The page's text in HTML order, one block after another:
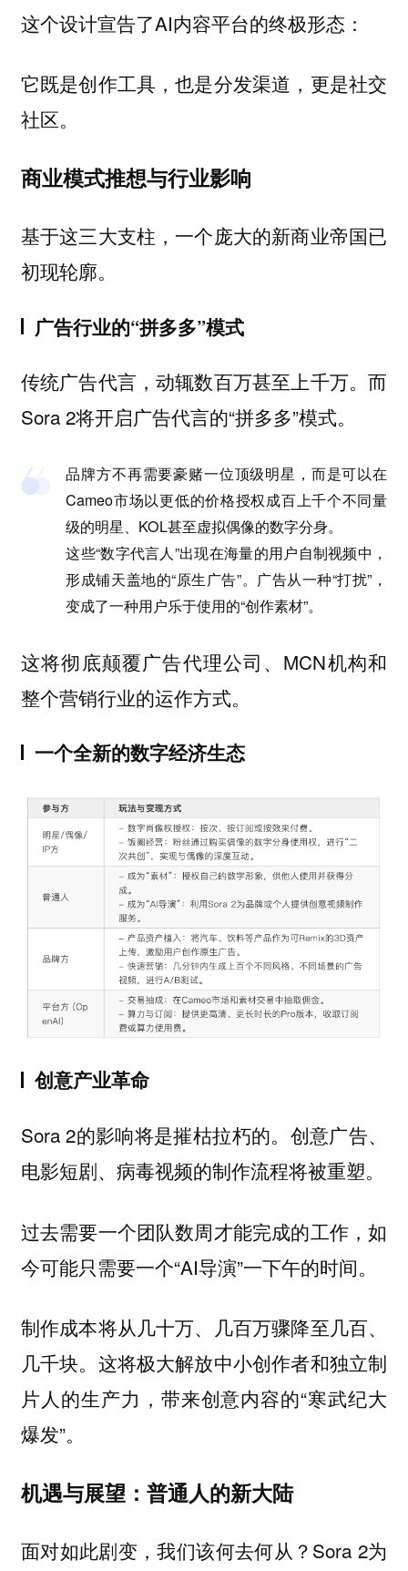
这个设计宣告了AI内容平台的终极形态：
它既是创作工具，也是分发渠道，更是社交
社区。
商业模式推想与行业影响
基于这三大支柱，一个庞大的新商业帝国已
初现轮廓。
广告行业的“拼多多”模式
传统广告代言，动辄数百万甚至上千万。而
Sora 2将开启广告代言的“拼多多”模式。
品牌方不再需要豪赌一位顶级明星，而是可以在
Cameo市场以更低的价格授权成百上千个不同量
级的明星、KOL甚至虚拟偶像的数字分身。
这些“数字代言人”出现在海量的用户自制视频中，
形成铺天盖地的“原生广告”。广告从一种“打扰”，
变成了一种用户乐于使用的“创作素材”。
这将彻底颠覆广告代理公司、MCN机构和
整个营销行业的运作方式。
一个全新的数字经济生态
创意产业革命
Sora 2的影响将是摧枯拉朽的。创意广告、
电影短剧、病毒视频的制作流程将被重塑。
过去需要一个团队数周才能完成的工作，如
今可能只需要一个“AI导演”一下午的时间。
制作成本将从几十万、几百万骤降至几百、
几千块。这将极大解放中小创作者和独立制
片人的生产力，带来创意内容的“寒武纪大
爆发”。
机遇与展望：普通人的新大陆
面对如此剧变，我们该何去何从？Sora 2为